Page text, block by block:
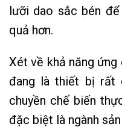
lưỡi dao sắc bén
quả hơn.
Xét về khả năng ứng
đang là thiết bị rất
chuyền chế biến
đặc biệt là ngành